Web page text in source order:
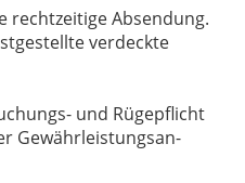
rechtzeitige Absendung.
verdeckte
und Rügepflicht
Gewährleistungsan-